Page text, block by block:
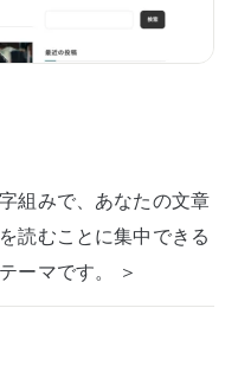
組みで、あなたの文章
読むことに集中できる
ーマです。 ＞